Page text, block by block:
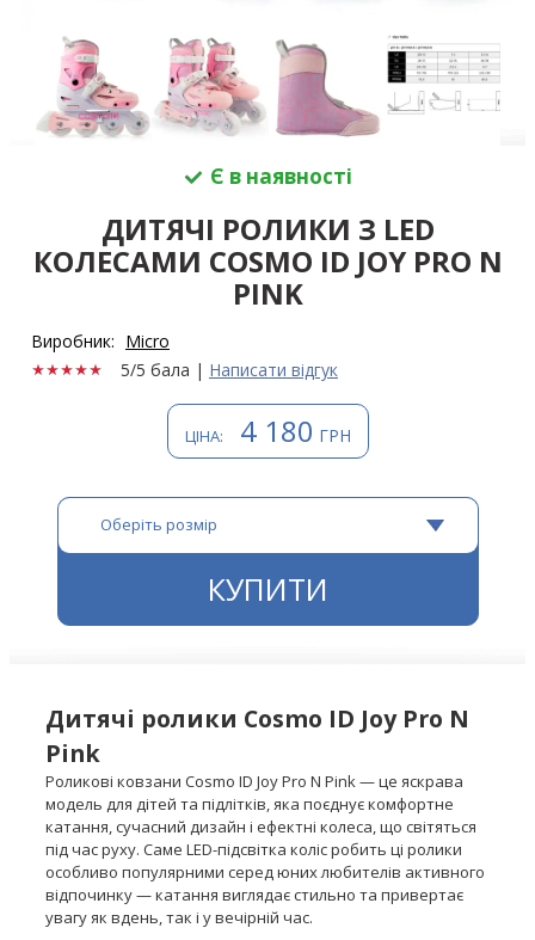
Є в наявності
ДИТЯЧІ РОЛИКИ З LED
КОЛЕСАМИ COSMO ID JOY PRO N
PINK
Виробник: Micro
5/5 бала | Написати відгук
ЦІНА: 4 180 ГРН
Оберіть розмір
КУПИТИ
Дитячі ролики Cosmo ID Joy Pro N
Pink
Роликові ковзани Cosmo ID Joy Pro N Pink — це яскрава
модель для дітей та підлітків, яка поєднує комфортне
катання, сучасний дизайн і ефектні колеса, що світяться
під час руху. Саме LED-підсвітка коліс робить ці ролики
особливо популярними серед юних любителів активного
відпочинку — катання виглядає стильно та привертає
увагу як вдень, так і у вечірній час.